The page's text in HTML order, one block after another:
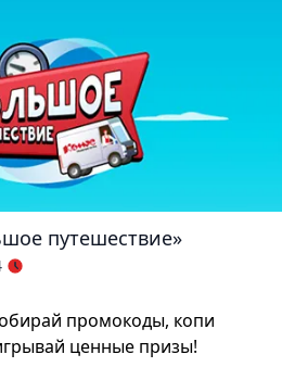
путешествие»
промокоды, копи
ценные призы!